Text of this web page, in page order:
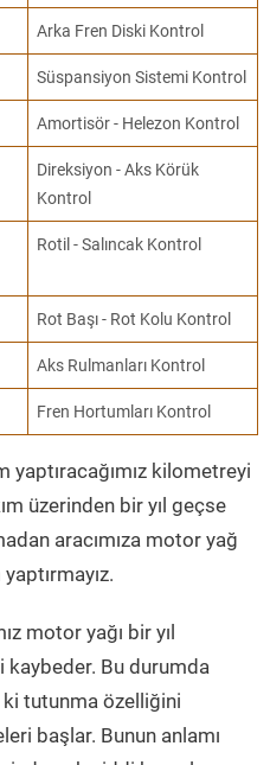
Arka Fren Diski Kontrol
Süspansiyon Sistemi Kontrol
Amortisör - Helezon Kontrol
Direksiyon - Aks Körük
Kontrol
Rotil - Salıncak Kontrol
Rot Başı - Rot Kolu Kontrol
Aks Rulmanları Kontrol
Fren Hortumları Kontrol
yaptıracağımız kilometreyi
üzerinden bir yıl geçse
aracımıza motor yağ
motor yağı bir yıl
Bu durumda
tutunma özelliğini
başlar. Bunun anlamı